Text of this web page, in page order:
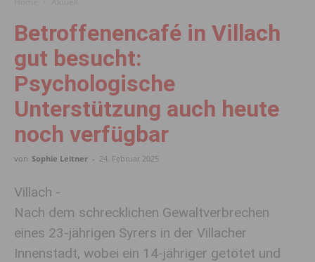
Betroffenencafé in Villach
gut besucht:
Psychologische
Unterstützung auch heute
noch verfügbar
von Sophie Leitner - 24. Februar 2025
Villach -
Nach dem schrecklichen Gewaltverbrechen
eines 23-jährigen Syrers in der Villacher
Innenstadt, wobei ein 14-jähriger getötet und